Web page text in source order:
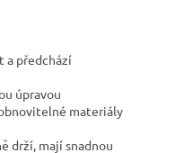
a předchází
úpravou
materiály
drží, mají snadnou